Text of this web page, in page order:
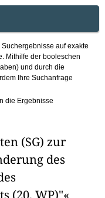
g
a
auf exakte
Mithilfe der booleschen
und durch die
Ihre Suchanfrage
die Ergebnisse
(SG) zur
des
(20. WP)"«